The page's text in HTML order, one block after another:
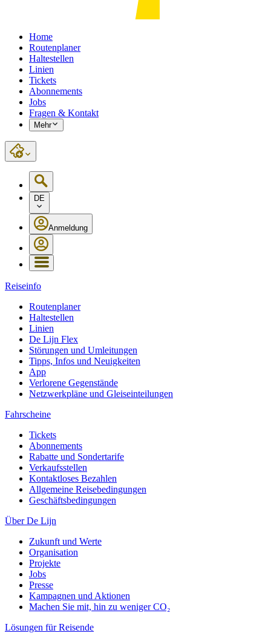
Home
Routenplaner
Haltestellen
Linien
Tickets
Abonnements
Jobs
Fragen & Kontakt
Mehr
DE
Anmeldung
Reiseinfo
Routenplaner
Haltestellen
Linien
De Lijn Flex
Störungen und Umleitungen
Tipps, Infos und Neuigkeiten
App
Verlorene Gegenstände
Netzwerkpläne und Gleiseinteilungen
Fahrscheine
Tickets
Abonnements
Rabatte und Sondertarife
Verkaufsstellen
Kontaktloses Bezahlen
Allgemeine Reisebedingungen
Geschäftsbedingungen
Über De Lijn
Zukunft und Werte
Organisation
Projekte
Jobs
Presse
Kampagnen und Aktionen
Machen Sie mit, hin zu weniger CO₂
Lösungen für Reisende